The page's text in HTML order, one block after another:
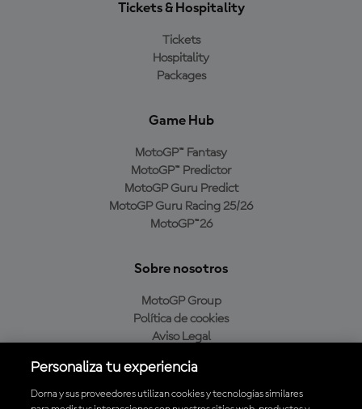
Tickets & Hospitality
Tickets
Hospitality
Packages
Game Hub
MotoGP™ Fantasy
MotoGP™ Predictor
MotoGP Guru Predict
MotoGP Guru Racing 25/26
MotoGP™26
Sobre nosotros
MotoGP Group
Política de cookies
Aviso Legal
Política de compra
Personaliza tu experiencia
Dorna y sus proveedores utilizan cookies y tecnologías similares